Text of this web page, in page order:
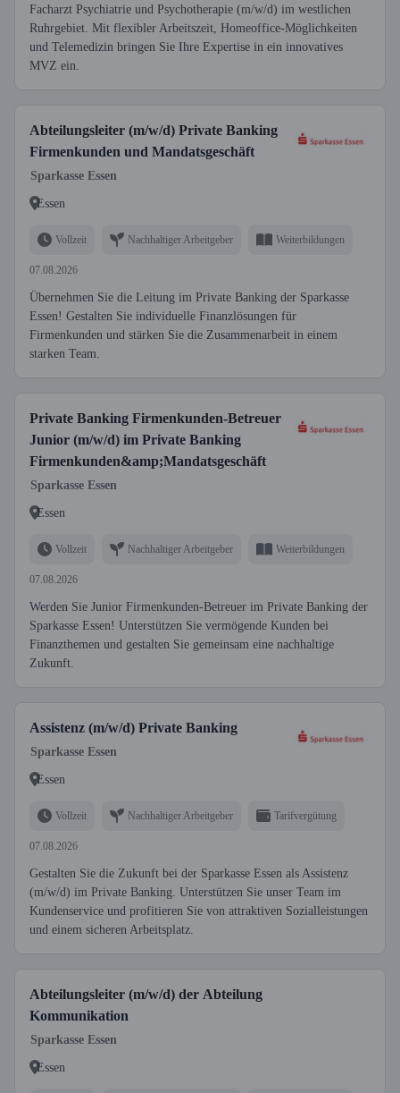
Facharzt Psychiatrie und Psychotherapie (m/w/d) im westlichen
Ruhrgebiet. Mit flexibler Arbeitszeit, Homeoffice-Möglichkeiten
und Telemedizin bringen Sie Ihre Expertise in ein innovatives
MVZ ein.
Abteilungsleiter (m/w/d) Private Banking
Firmenkunden und Mandatsgeschäft
Sparkasse Essen
Essen
Vollzeit Nachhaltiger Arbeitgeber Weiterbildungen
07.08.2026
Übernehmen Sie die Leitung im Private Banking der Sparkasse
Essen! Gestalten Sie individuelle Finanzlösungen für
Firmenkunden und stärken Sie die Zusammen­arbeit in einem
starken Team.
Private Banking Firmenkunden-Betreuer
Junior (m/w/d) im Private Banking
Firmenkunden&amp;Mandatsgeschäft
Sparkasse Essen
Essen
Vollzeit Nachhaltiger Arbeitgeber Weiterbildungen
07.08.2026
Werden Sie Junior Firmenkunden-Betreuer im Private Banking der
Sparkasse Essen! Unterstützen Sie vermögende Kunden bei
Finanzthemen und gestalten Sie gemeinsam eine nachhaltige
Zukunft.
Assistenz (m/w/d) Private Banking
Sparkasse Essen
Essen
Vollzeit Nachhaltiger Arbeitgeber Tarifvergütung
07.08.2026
Gestalten Sie die Zukunft bei der Sparkasse Essen als Assistenz
(m/w/d) im Private Banking. Unterstützen Sie unser Team im
Kundenservice und profitieren Sie von attraktiven Sozialleistungen
und einem sicheren Arbeitsplatz.
Abteilungsleiter (m/w/d) der Abteilung
Kommunikation
Sparkasse Essen
Essen